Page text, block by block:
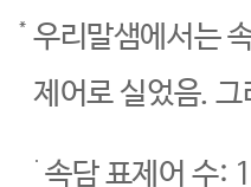
우리말샘에서는
제어로 실었음.
속담 표제어 수: